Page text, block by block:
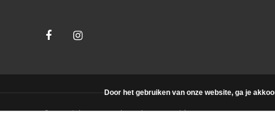
© Copyright 2026 - Theme byDMWS.nl|
Door het gebruiken van onze website, ga je